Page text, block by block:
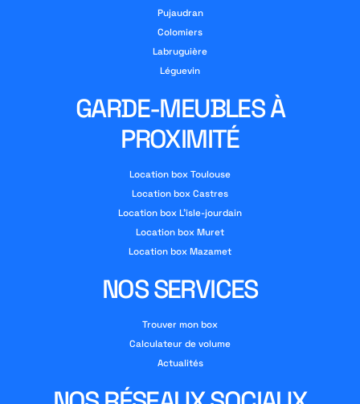
Pujaudran
Colomiers
Labruguière
Léguevin
GARDE-MEUBLES À
PROXIMITÉ
Location box Toulouse
Location box Castres
Location box L’isle-jourdain
Location box Muret
Location box Mazamet
NOS SERVICES
Trouver mon box
Calculateur de volume
Actualités